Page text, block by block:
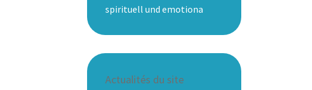
spirituell und emotiona
Actualités du site